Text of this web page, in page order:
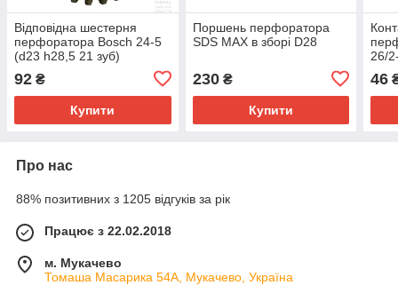
Відповідна шестерня
перфоратора Bosch 24-5
(d23 h28,5 21 зуб)
92 ₴
Купити
Поршень перфоратора
SDS MAX в зборі D28
230₴
Купити
26/
46
Про нас
88% позитивних з 1205 відгуків за рік
Працює з 22.02.2018
м. Мукачево
Томаша Масарика 54А, Мукачево, Україна